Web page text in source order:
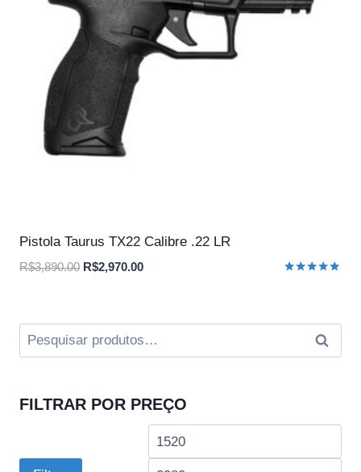
Pistola Taurus TX22 Calibre .22 LR
R$3,890.00 O
era:
R$3,890.00.
R$2,970.00O
é:
R$2,970.00.
Pesquisar
por:
FILTRAR POR PREÇO
Preço